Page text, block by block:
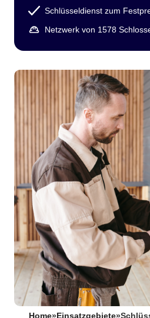
Schlüsseldienst zum
Netzwerk von 1578
Home» Einsatzgebiete»